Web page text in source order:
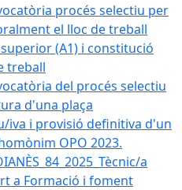
procés selectiu per
el lloc de treball
(A1) i constitució
treball
del procés selectiu
d'una plaça
iva i provisió definitiva d'un
OPO 2023.
a
a Formació i foment